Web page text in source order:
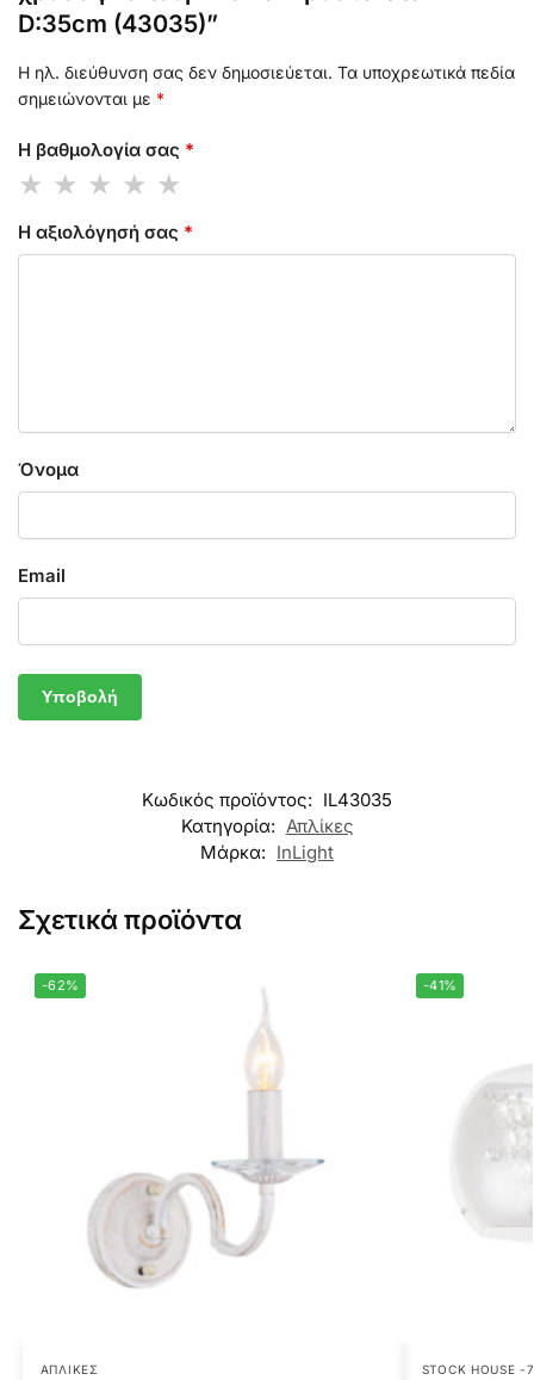
D:35cm (43035)”
Η ηλ. διεύθυνση σας δεν δημοσιεύεται. Τα υποχρεωτικά πεδία
σημειώνονται με *
Η βαθμολογία σας *
Η αξιολόγησή σας *
Όνομα
Email
Κωδικός προϊόντος: IL43035
Κατηγορία: Απλίκες
Μάρκα: InLight
Σχετικά προϊόντα
-62%
ΑΠΛΊΚΕΣ
-41%
STOCK HOUSE -